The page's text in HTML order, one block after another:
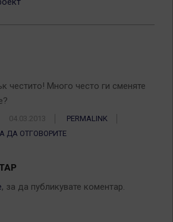
честито! Много често ги сменяте
04.03.2013
PERMALINK
ДА ОТГОВОРИТЕ
, за да публикувате коментар.